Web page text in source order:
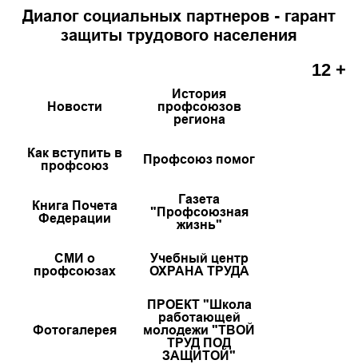
Диалог социальных партнеров - гарант
защиты трудового населения
12 +
Новости
История
профсоюзов
региона
Как вступить в
профсоюз
Профсоюз помог
Книга Почета
Федерации
Газета
"Профсоюзная
жизнь"
СМИ о
профсоюзах
Учебный центр
ОХРАНА ТРУДА
Фотогалерея
ПРОЕКТ "Школа
работающей
молодежи "ТВОЙ
ТРУД ПОД
ЗАЩИТОЙ"